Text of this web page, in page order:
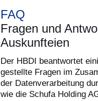
FAQ
Fragen und
Auskunfteien
Der HBDI beantwortet
gestellte Fragen im
der Datenverarbeitung
wie die Schufa Holding